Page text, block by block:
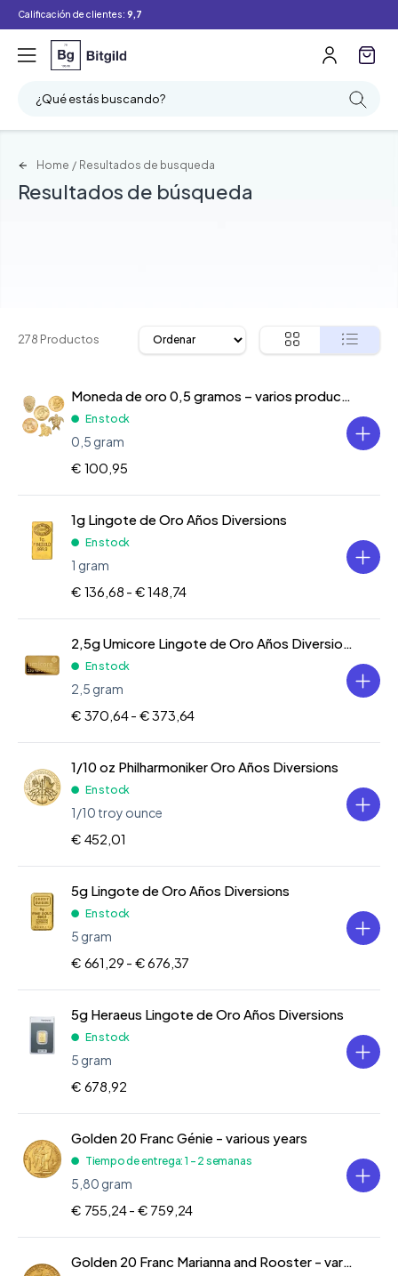
Calificación de clientes: 9,7
¿Qué estás buscando?
Filtro
Home / Resultados de busqueda
Resultados de búsqueda
278 Productos
Moneda de oro 0,5 gramos – varios productores
En stock
0,5 gram
€ 100,95
1g Lingote de Oro Años Diversions
En stock
1 gram
€ 136,68 - € 148,74
2,5g Umicore Lingote de Oro Años Diversions
En stock
2,5 gram
€ 370,64 - € 373,64
1/10 oz Philharmoniker Oro Años Diversions
En stock
1/10 troy ounce
€ 452,01
5g Lingote de Oro Años Diversions
En stock
5 gram
€ 661,29 - € 676,37
5g Heraeus Lingote de Oro Años Diversions
En stock
5 gram
€ 678,92
Golden 20 Franc Génie - various years
Tiempo de entrega: 1 - 2 semanas
5,80 gram
€ 755,24 - € 759,24
Golden 20 Franc Marianna and Rooster - various years